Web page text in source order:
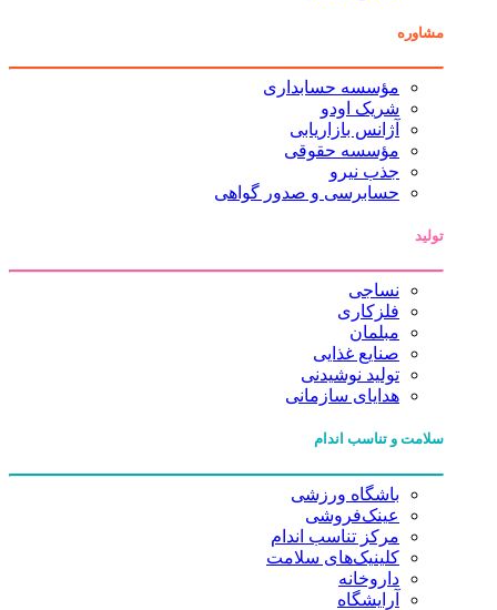
مشاوره
مؤسسه حسابداری
شریک اودو
آژانس بازاریابی
مؤسسه حقوقی
جذب نیرو
حسابرسی و صدور گواهی
نساجی
فلزکاری
مبلمان
صنایع غذایی
تولید نوشیدنی
هدایای سازمانی
سلامت و تناسب اندام
باشگاه ورزشی
عینک‌فروشی
مرکز تناسب اندام
کلینیک‌های سلامت
داروخانه
آرایشگاه